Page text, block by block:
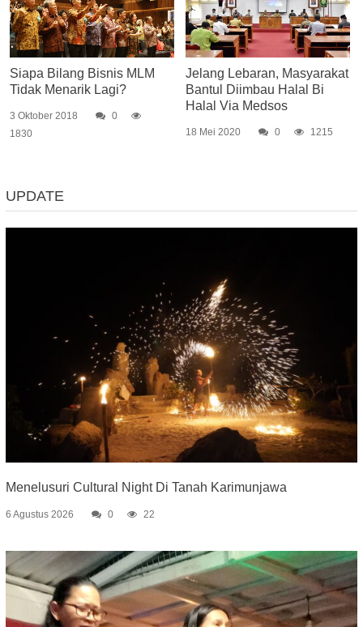
Siapa Bilang Bisnis MLM
Tidak Menarik Lagi?
3 Oktober 2018
0
1830
Jelang Lebaran, Masyarakat
Bantul Diimbau Halal Bi
Halal Via Medsos
18 Mei 2020 0 1215
UPDATE
Menelusuri Cultural Night Di Tanah Karimunjawa
6 Agustus 2026 0 22